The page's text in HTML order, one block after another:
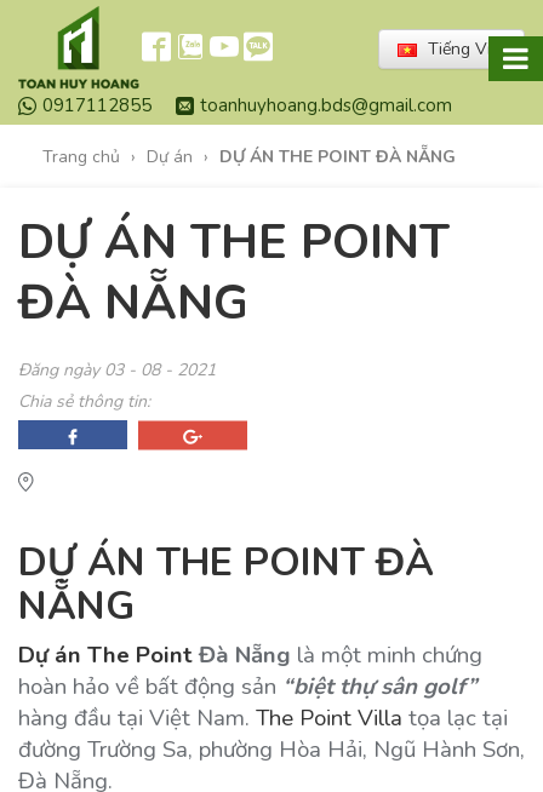
Tiếng Việt
0917112855 toanhuyhoang.bds@gmail.com
Trang chủ › Dự án › DỰ ÁN THE POINT ĐÀ NẴNG
DỰ ÁN THE POINT
ĐÀ NẴNG
Đăng ngày03 - 08 - 2021
Chia sẻ thông tin:
DỰ ÁN THE POINT ĐÀ
NẴNG
Dự án The PointĐà Nẵng là một minh chứng
hoàn hảo về bất động sản “biệt thự sân golf”
hàng đầu tại Việt Nam. The Point Villa tọa lạc tại
đường Trường Sa, phường Hòa Hải, Ngũ Hành Sơn,
Đà Nẵng.